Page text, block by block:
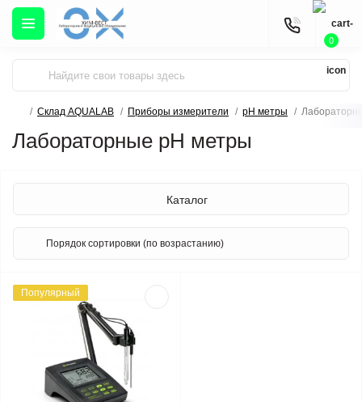
0
Склад AQUALAB Приборы измерители pH метры
Лабораторные pH метры
Каталог
Популярный